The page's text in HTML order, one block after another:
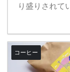
り盛りされて
コーヒー